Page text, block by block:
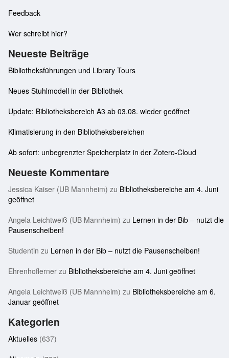
Feedback
Wer schreibt hier?
Neueste Beiträge
Bibliotheksführungen und Library Tours
Neues Stuhlmodell in der Bibliothek
Update: Bibliotheksbereich A3 ab 03.08. wieder geöffnet
Klimatisierung in den Bibliotheksbereichen
Ab sofort: unbegrenzter Speicherplatz in der Zotero-Cloud
Neueste Kommentare
Jessica Kaiser (UB Mannheim) zu Bibliotheksbereiche am 4. Juni
geöffnet
Angela Leichtweiß (UB Mannheim) zu Lernen in der Bib – nutzt die
Pausenscheiben!
Studentin zu Lernen in der Bib – nutzt die Pausenscheiben!
Ehrenhoflerner zu Bibliotheksbereiche am 4. Juni geöffnet
Angela Leichtweiß (UB Mannheim) zu Bibliotheksbereiche am 6.
Januar geöffnet
Kategorien
Aktuelles (637)